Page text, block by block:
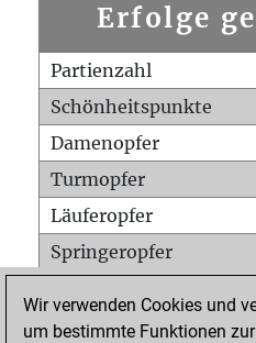
Erfolge
Partienzahl
Schönheitspunkte
Damenopfer
Turmopfer
Läuferopfer
Springeropfer
Matt auf vollem Brett
Wir verwenden Cookies und
um bestimmte Funktionen